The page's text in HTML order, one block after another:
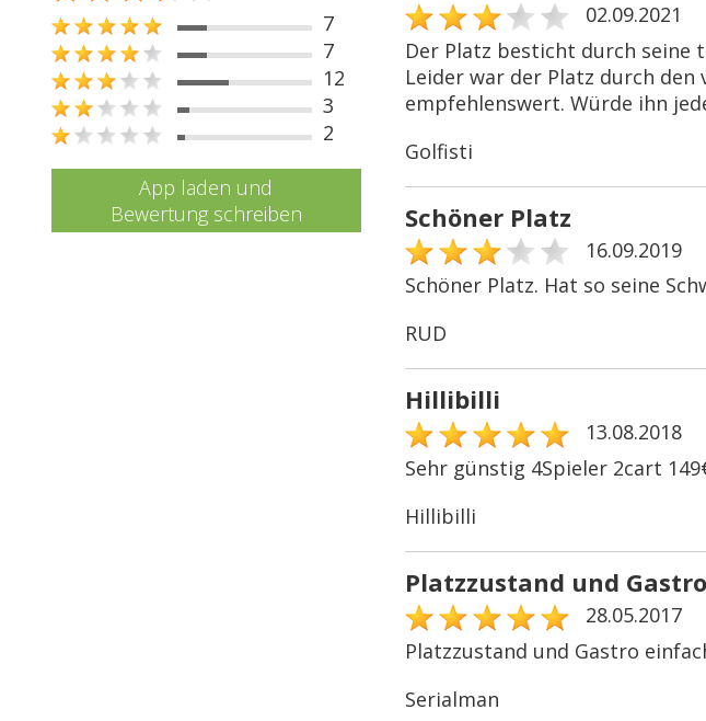
7
7
12
3
2
App laden und
Bewertung schreiben
02.09.2021
Der Platz besticht durch seine
Leider war der Platz durch
empfehlenswert. Würde ihn
Golfisti
Schöner Platz
16.09.2019
Schöner Platz. Hat so seine
RUD
Hillibilli
13.08.2018
Sehr günstig 4Spieler 2cart
Hillibilli
Platzzustand und
28.05.2017
Platzzustand und Gastro
Serialman